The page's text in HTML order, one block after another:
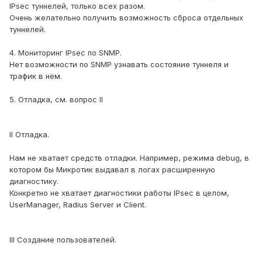
IPsec туннелей, только всех разом.
Очень желательно получить возможность сброса отдельных
туннелей.
4. Мониторинг IPsec по SNMP.
Нет возможности по SNMP узнавать состояние туннеля и
трафик в нём.
5. Отладка, см. вопрос II
II Отладка.
Нам не хватает средств отладки. Например, режима debug, в
котором бы Микротик выдавал в логах расширенную
диагностику.
Конкретно не хватает диагностики работы IPsec в целом,
UserManager, Radius Server и Client.
III Создание пользователей.